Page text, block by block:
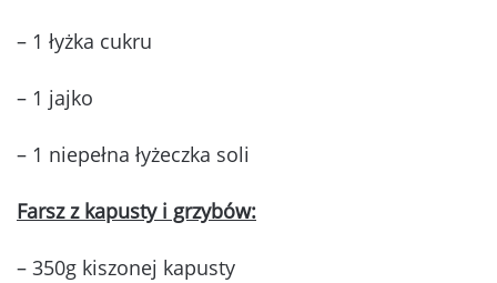
– 1 łyżka cukru
– 1 jajko
– 1 niepełna łyżeczka soli
Farsz z kapusty i grzybów:
– 350g kiszonej kapusty